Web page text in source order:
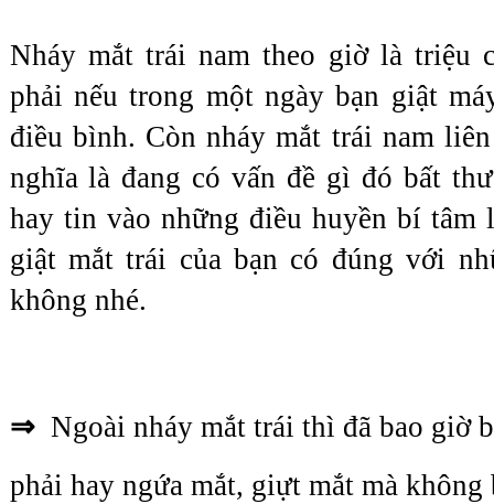
Nháy mắt trái nam theo giờ là triệu
phải nếu trong một ngày bạn giật
điều bình. Còn nháy mắt trái nam
nghĩa là đang có vấn đề gì đó bất
hay tin vào những điều huyền bí tâm
giật mắt trái của bạn có đúng với
không nhé.
⇒ Ngoài nháy mắt trái thì đã bao giờ
phải hay ngứa mắt, giựt mắt mà